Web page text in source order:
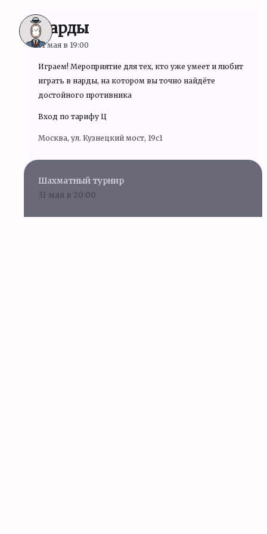
Нарды
31 мая в 19:00
Играем! Мероприятие для тех, кто уже умеет и любит
играть в нарды, на котором вы точно найдёте
достойного противника
Вход по тарифу Ц
Москва, ул. Кузнецкий мост, 19c1
Шахматный турнир
31 мая в 20:00